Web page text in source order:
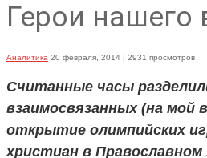
Герои нашего
Аналитика 20 февраля, 2014 | 2931 просмотров
Считанные часы
взаимосвязанных (на мой
открытие олимпийских
христиан в Православном